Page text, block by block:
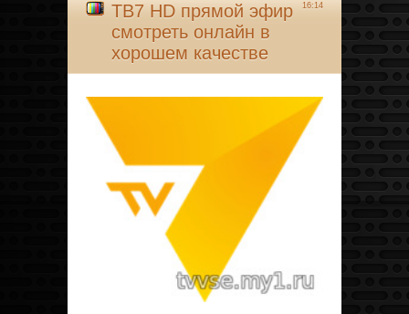
16:14
ТВ7 HD прямой эфир
смотреть онлайн в
хорошем качестве